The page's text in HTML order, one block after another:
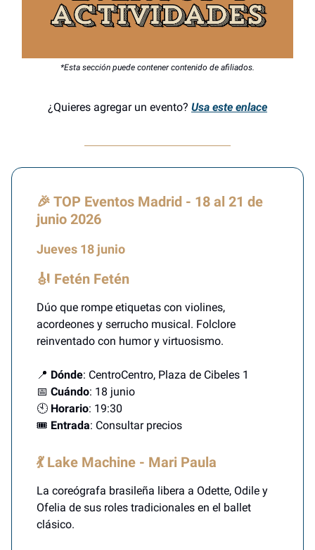
*Esta sección puede contener contenido de afiliados.
¿Quieres agregar un evento? Usa este enlace
🎉 TOP Eventos Madrid - 18 al 21 de
junio 2026
Jueves 18 junio
🎻 Fetén Fetén
Dúo que rompe etiquetas con violines,
acordeones y serrucho musical. Folclore
reinventado con humor y virtuosismo.
📍 Dónde: CentroCentro, Plaza de Cibeles 1
📅 Cuándo: 18 junio
🕙 Horario: 19:30
🎟️ Entrada: Consultar precios
💃 Lake Machine - Mari Paula
La coreógrafa brasileña libera a Odette, Odile y
Ofelia de sus roles tradicionales en el ballet
clásico.